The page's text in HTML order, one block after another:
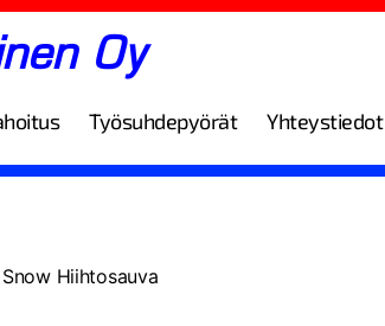
Oy
Työsuhdepyörät Yhteystiedot
Hiihtosauva